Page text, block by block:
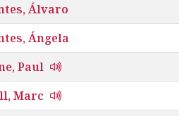
Álvaro
Ángela
Paul
Marc